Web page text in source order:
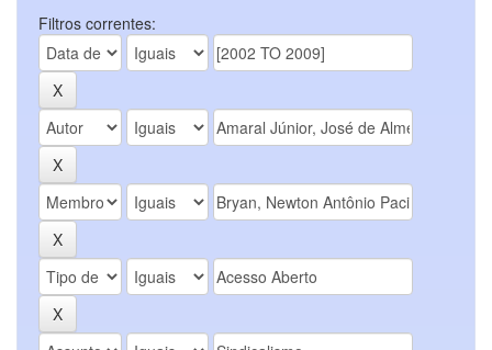
Filtros correntes: